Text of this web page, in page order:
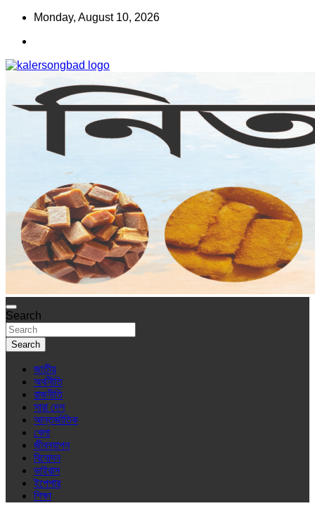
Skip
content
Monday, August 10, 2026
কালের সংবাদ
www.kalersongbad.com
Search
Search
জাতীয়
অর্থনীতি
রাজনীতি
সারা দেশ
আন্তর্জাতিক
খেলা
জীবনযাপন
বিনোদন
ভাইরাস
ইপেপার
শিক্ষা